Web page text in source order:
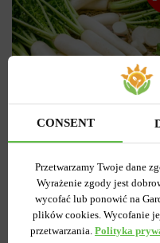
Rzodkiewka Sopel Lodu 10
Wysyłamy teraz
Kupiony 25 razy
CONSENT
Przetwarzamy Twoje dane
Wyrażenie zgody jest
wycofać lub ponowić na
plików cookies. Wycofanie
przetwarzania. Polityka